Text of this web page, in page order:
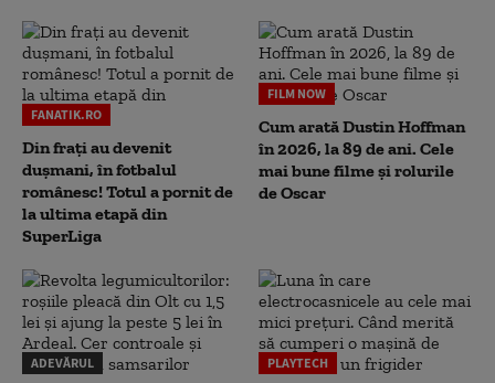
FANATIK.RO
Din frați au devenit
dușmani, în fotbalul
românesc! Totul a pornit de
la ultima etapă din
SuperLiga
FILM NOW
Cum arată Dustin Hoffman
în 2026, la 89 de ani. Cele
mai bune filme și rolurile
de Oscar
ADEVĂRUL PLAYTECH